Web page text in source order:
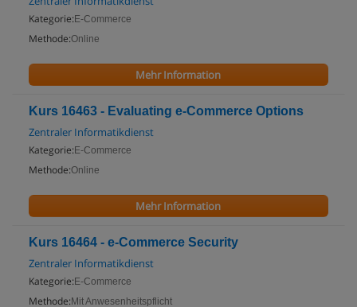
Kategorie: E-Commerce
Methode:Online
Mehr Information
Kurs 16463 - Evaluating e-Commerce Options
Zentraler Informatikdienst
Kategorie: E-Commerce
Methode:Online
Mehr Information
Kurs 16464 - e-Commerce Security
Zentraler Informatikdienst
Kategorie: E-Commerce
Methode: Mit Anwesenheitspflicht